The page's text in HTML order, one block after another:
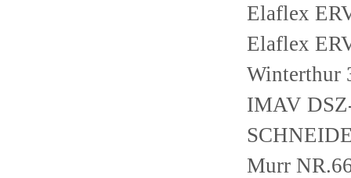
Elaflex
Elaflex
Winterthur
IMAV
Murr